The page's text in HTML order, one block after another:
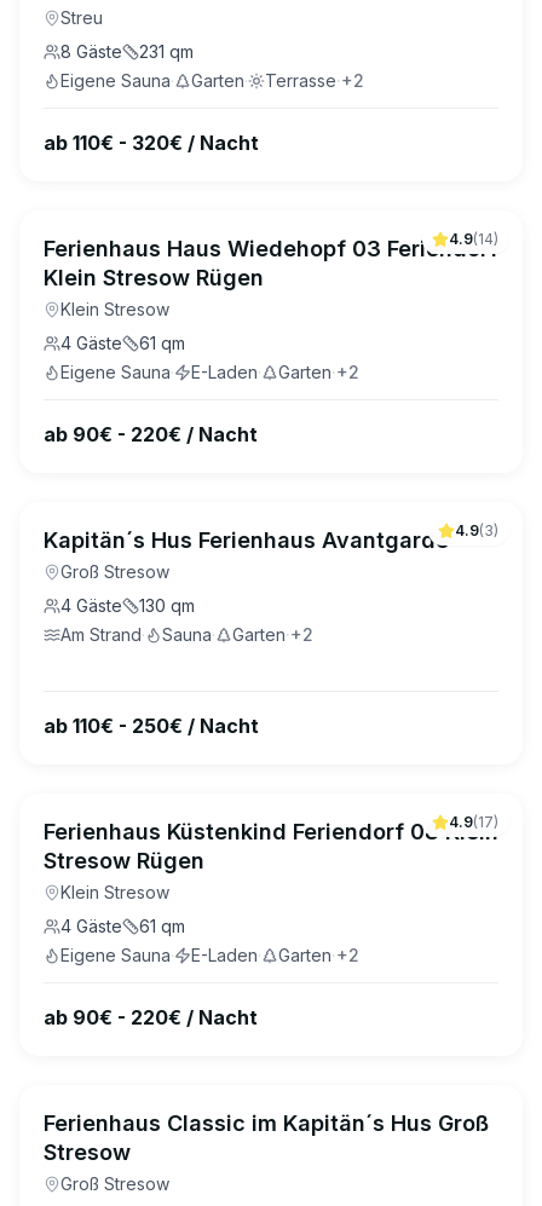
Streu
8 Gäste 231 qm
Eigene Sauna· Garten· Terrasse·+2
ab 110€ - 320€ / Nacht
4.9(14)
Ferienhaus Haus Wiedehopf 03 Feriendorf
Klein Stresow Rügen
Klein Stresow
4 Gäste 61 qm
Eigene Sauna· E-Laden· Garten·+2
ab 90€ - 220€ / Nacht
4.9(3)
Kapitän´s Hus Ferienhaus Avantgarde
Groß Stresow
4 Gäste 130 qm
Am Strand· Sauna· Garten·+2
ab 110€ - 250€ / Nacht
4.9(17)
Ferienhaus Küstenkind Feriendorf 08 Klein
Stresow Rügen
Klein Stresow
4 Gäste 61 qm
Eigene Sauna· E-Laden· Garten·+2
ab 90€ - 220€ / Nacht
Ferienhaus Classic im Kapitän´s Hus Groß
Stresow
Groß Stresow